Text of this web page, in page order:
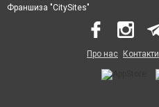
Франшиза "CitySites"
Про нас Контакти